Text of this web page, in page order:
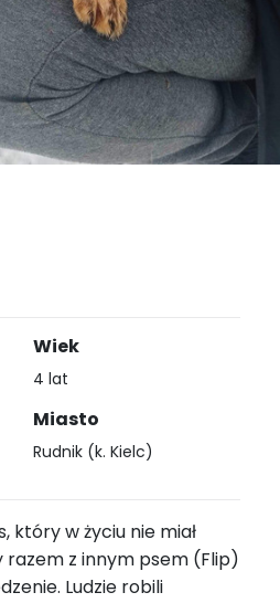
Wiek
4 lat
Miasto
Rudnik (k. Kielc)
który w życiu nie miał
razem z innym psem (Flip)
Ludzie robili